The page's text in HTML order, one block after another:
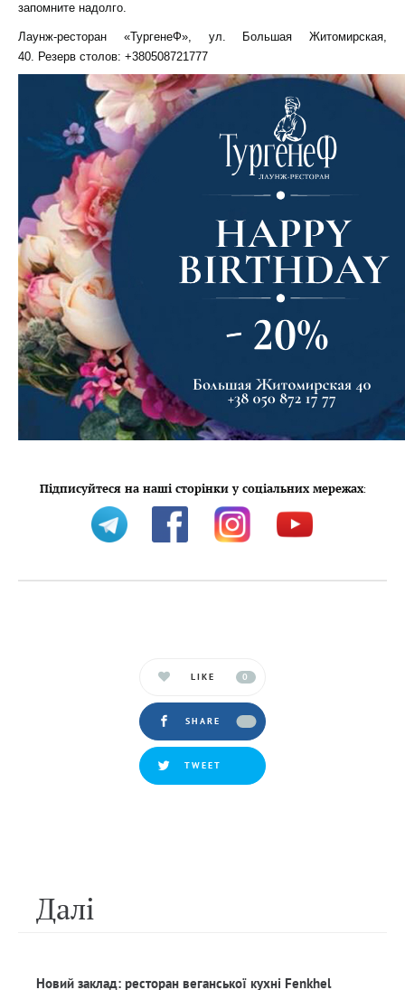
запомните надолго.
Лаунж-ресторан «ТургенеФ», ул. Большая Житомирская,
40. Резерв столов: +380508721777
Підписуйтеся на наші сторінки у соціальних мережах:
LIKE 0
SHARE
TWEET
Далi
Новий заклад: ресторан веганської кухні Fenkhel